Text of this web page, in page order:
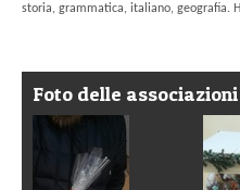
storia, grammatica, italiano, geografia.
Foto delle associazioni